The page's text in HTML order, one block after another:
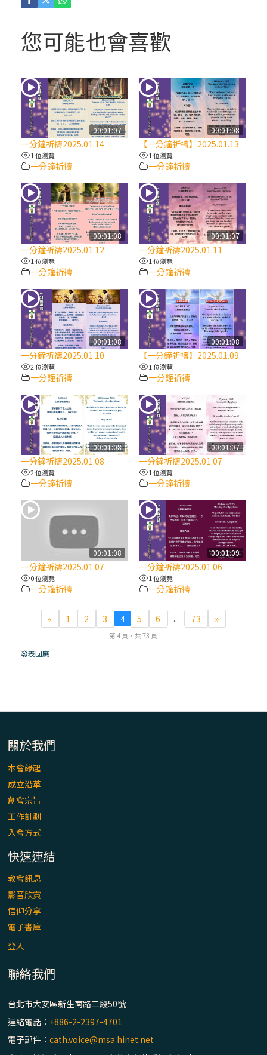
人相遇
(2)黃敏正主教帶你做「四旬期避靜」—【逾
越的智慧】：七項齋戒的意義與益處
【信仰之旅】第九集：「如果你的痛苦比快
樂多」—歐義明神父 / 應芝莉老師
(1)黃敏正主教帶你做「四旬期避靜」—【逾
越的智慧】：聖方濟的靈修，「不占為己
有」
【信仰之旅】第八集：「耶穌為什麼降生到
人世」—高樂祈修女
2025/10/10【萬物讚頌頌歌 – 太陽與生態音
樂會】紀念聖方濟與已逝教宗方濟各（中）
2025/10/10【萬物讚頌頌歌 – 太陽與生態音
樂會】紀念聖方濟與已逝教宗方濟各（下）
2025/10/10【萬物讚頌頌歌 – 太陽與生態音
樂會】紀念聖方濟與已逝教宗方濟各（上）
(9完結)黃敏正主教帶你做【將臨期避靜】—
匝凱的「新生命」：利他與內化
降生成人與人同在＝「厄瑪努爾」
(7)黃敏正主教帶你做【將臨期避靜】—耶穌
降生人間，需要人的「接納」
(6)黃敏正主教帶你做【將臨期避靜】—「馬
(5)黃敏正主教帶你做【將臨期避靜】—「福
主教座堂(下)
「禧年 來~」第十四集：續談《在希望中得
救》通諭中的「希望」 / 花蓮美崙進教之佑
您可能也會喜歡
00:01:07
一分鐘祈禱2025.01.14
1 位瀏覽
一分鐘祈禱
00:01:08
【一分鐘祈禱】2025.01.13
1 位瀏覽
一分鐘祈禱
00:01:08
一分鐘祈禱2025.01.12
1 位瀏覽
一分鐘祈禱
00:01:07
一分鐘祈禱2025.01.11
1 位瀏覽
一分鐘祈禱
00:01:08
一分鐘祈禱2025.01.10
2 位瀏覽
一分鐘祈禱
00:01:08
【一分鐘祈禱】2025.01.09
1 位瀏覽
一分鐘祈禱
00:01:08
一分鐘祈禱2025.01.08
2 位瀏覽
一分鐘祈禱
00:01:07
一分鐘祈禱2025.01.07
1 位瀏覽
一分鐘祈禱
00:01:08
一分鐘祈禱2025.01.07
0 位瀏覽
一分鐘祈禱
00:01:09
一分鐘祈禱2025.01.06
1 位瀏覽
一分鐘祈禱
« 1 2 3 4 5 6 ... 73 »
第 4 頁，共 73 頁
發表回應
關於我們
本會緣起
成立沿革
創會宗旨
工作計劃
入會方式
快速連結
教會訊息
影音欣賞
信仰分享
電子書庫
登入
聯絡我們
台北市大安區新生南路二段50號
連絡電話： +886-2-2397-4701
電子郵件：cath.voice@msa.hinet.net